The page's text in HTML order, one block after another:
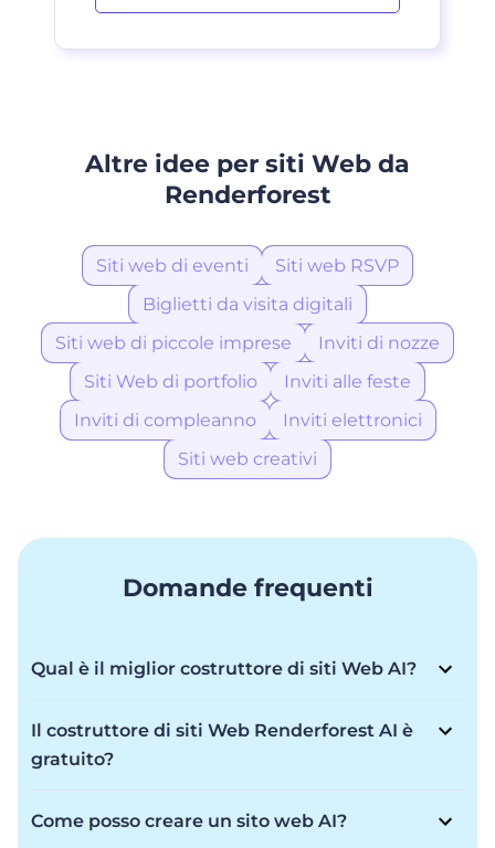
Altre idee per siti Web da
Renderforest
Siti web di eventi
Siti web RSVP
Biglietti da visita digitali
Siti web di piccole imprese
Inviti di nozze
Siti Web di portfolio
Inviti alle feste
Inviti di compleanno
Inviti elettronici
Siti web creativi
Domande frequenti
Qual è il miglior costruttore di siti Web AI?
flessibilità per trasformare la tua visione in realtà con
per un sito Web che ti impressiona. Che tu sia un
presenza online in pochi minuti con immagini
Il costruttore di siti Web Renderforest AI è
gratuito?
Freemium. Sebbene sia possibile creare un sito Web
gratuitamente, tramite l'abbonamento sono disponibili
Come posso creare un sito web AI?